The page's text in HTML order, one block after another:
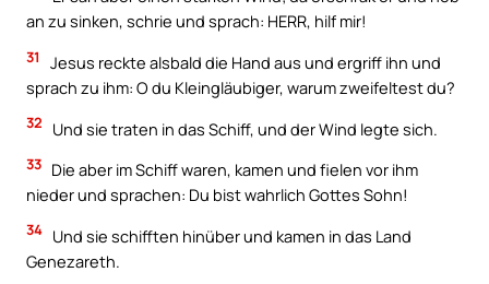
an zu sinken, schrie und sprach: HERR, hilf mir!
31
Jesus reckte alsbald die Hand aus und ergriff ihn und
sprach zu ihm: O du Kleingläubiger, warum zweifeltest du?
32 Und sie traten in das Schiff, und der Wind legte sich.
33 Die aber im Schiff waren, kamen und fielen vor ihm
nieder und sprachen: Du bist wahrlich Gottes Sohn!
34 Und sie schifften hinüber und kamen in das Land
Genezareth.